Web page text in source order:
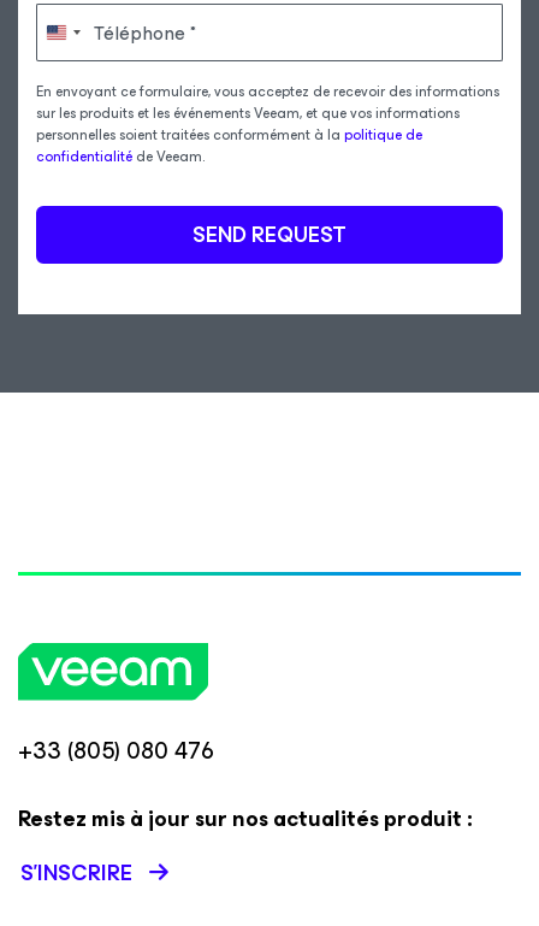
Téléphone
En envoyant ce formulaire, vous acceptez de recevoir des informations
sur les produits et les événements Veeam, et que vos informations
personnelles soient traitées conformément à la politique de
confidentialité de Veeam.
SEND REQUEST
+33 (805) 080 476
Restez mis à jour sur nos actualités produit :
S’INSCRIRE